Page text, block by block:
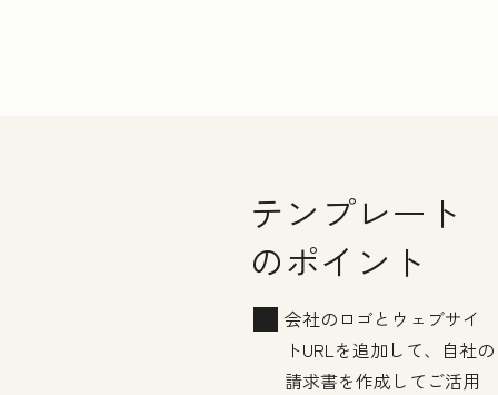
テンプレート
のポイント
会社のロゴとウェブサイ
トURLを追加して、自社の
請求書を作成してご活用